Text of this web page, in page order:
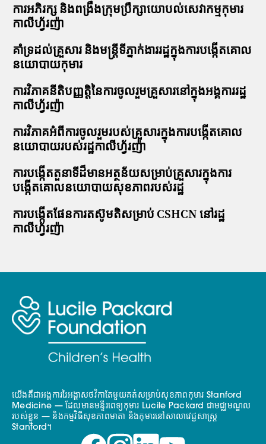
ការអភិរក្ស និងពង្រឹងក្រុមប្រឹក្សាយោបល់សេវាកម្មកុមារ
កាលីហ្វ័រញ៉ា
គាំទ្រដល់គ្រួសារ និងមន្ត្រីទីភ្នាក់ងាររដ្ឋក្នុងការបង្កើតគោល
នយោបាយកុមារ
ការវិភាគនីតិបញ្ញត្តិនៃការចូលរួមគ្រួសារនៅក្នុងអង្គការរដ្ឋ
កាលីហ្វ័រញ៉ា
ការវិភាគអំពីការចូលរួមរបស់គ្រួសារក្នុងការបង្កើតគោល
នយោបាយរបស់រដ្ឋកាលីហ្វ័រញ៉ា
ការបង្កើតតួនាទីដ៏មានអត្ថន័យសម្រាប់គ្រួសារក្នុងការ
បង្កើតគោលនយោបាយសុខភាពរបស់រដ្ឋ
ការបង្កើតផែនការតស៊ូមតិសម្រាប់ CSHCN នៅរដ្ឋ
កាលីហ្វ័រញ៉ា
យើងគឺជាអង្គការរៃអង្គាសថវិកាតែមួយគត់សម្រាប់សុខភាពកុមារ Stanford
Medicine — ដែលមានមន្ទីរពេទ្យកុមារ Lucile Packard ជាមជ្ឈមណ្ឌល
របស់ខ្លួន — និងកម្មវិធីសុខភាពមាតា និងកុមារនៅសាលាវេជ្ជសាស្ត្រ
Stanford។